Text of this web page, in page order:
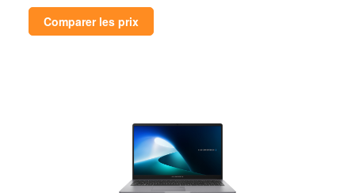
Comparer les prix